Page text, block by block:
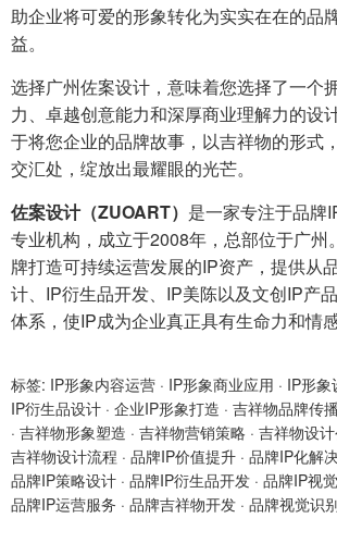
助企业将可爱的形象转化为实实在在的品
益。
选择广州佐案设计，意味着您选择了一个
力、卓越创意能力和深厚商业理解力的设
于将您企业的品牌故事，以吉祥物的形式
交汇处，绽放出最耀眼的光芒。
佐案设计（ZUOART） 是一家专注于品牌
专业机构，成立于2008年，总部位于广州
牌打造可持续运营发展的IP资产，提供从
计、IP衍生品开发、IP美陈以及文创IP产
体系，使IP成为企业真正具有生命力和情
标签: IP形象内容运营 · IP形象商业应用 · IP形象
IP衍生品设计 · 企业IP形象打造 · 吉祥物品牌传播
· 吉祥物形象塑造 · 吉祥物营销策略 · 吉祥物设
吉祥物设计流程 · 品牌IP价值提升 · 品牌IP化解
品牌IP策略设计 · 品牌IP衍生品开发 · 品牌IP视
品牌IP运营服务 · 品牌吉祥物开发 · 品牌视觉识